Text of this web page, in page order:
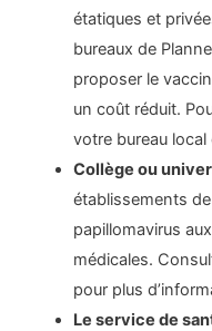
étatiques et
bureaux de
proposer le
un coût réduit.
votre bureau local
Collège ou
établissements
papillomavirus
médicales.
pour plus
Le service de